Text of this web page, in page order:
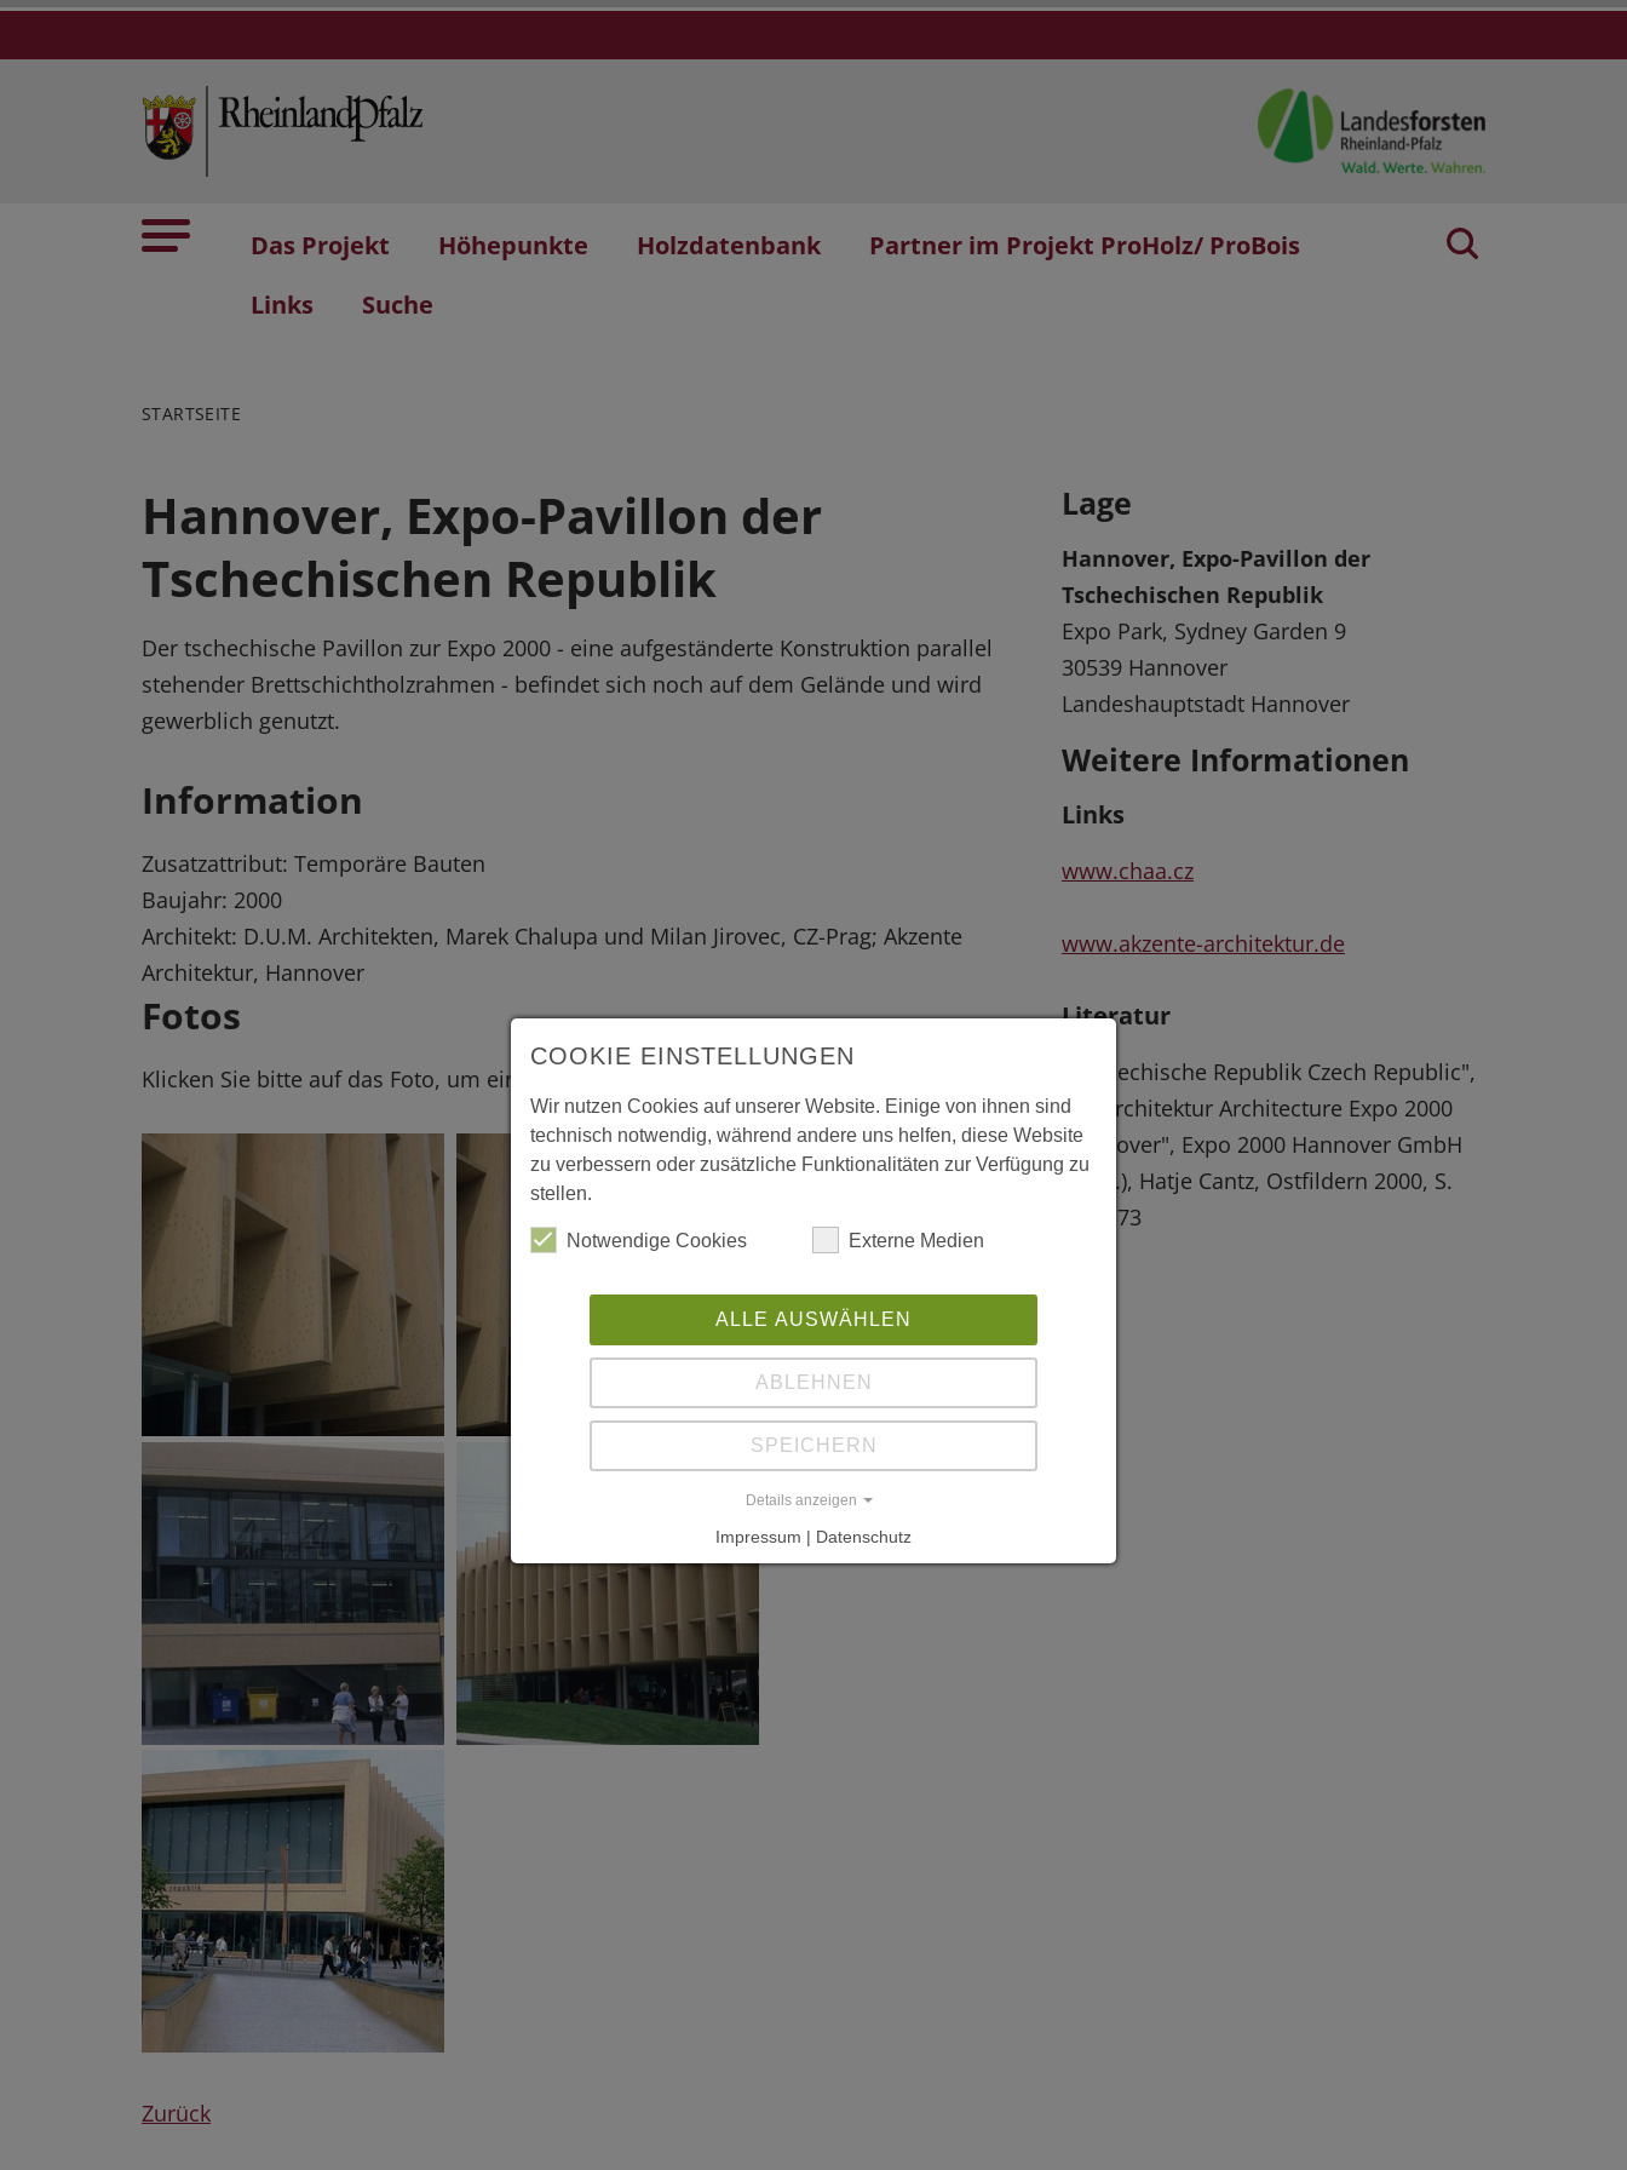
Das Projekt Höhepunkte Holzdatenbank
Partner im Projekt ProHolz/ ProBois
Links
Suche
STARTSEITE
Hannover, Expo-Pavillon der
Tschechischen Republik
Der tschechische Pavillon zur Expo 2000 - eine aufgeständerte Konstruktion parallel
stehender Brettschichtholzrahmen - befindet sich noch auf dem Gelände und wird
gewerblich genutzt.
Information
Zusatzattribut: Temporäre Bauten
Baujahr: 2000
Architekt: D.U.M. Architekten, Marek Chalupa und Milan Jirovec, CZ-Prag; Akzente
Architektur, Hannover
Fotos
Klicken Sie bitte auf das Foto, um eine vergrößerte Darstellung zu erhalten.
Zurück
Lage
Hannover, Expo-Pavillon der
Tschechischen Republik
Expo Park, Sydney Garden 9
30539 Hannover
Landeshauptstadt Hannover
Weitere Informationen
Links
www.chaa.cz
www.akzente-architektur.de
Literatur
"Tschechische Republik Czech Republic",
in: "Architektur Architecture Expo 2000
Hannover", Expo 2000 Hannover GmbH
(Hrsg.), Hatje Cantz, Ostfildern 2000, S.
172-173
COOKIE EINSTELLUNGEN
Wir nutzen Cookies auf unserer Website. Einige von ihnen sind
technisch notwendig, während andere uns helfen, diese Website
zu verbessern oder zusätzliche Funktionalitäten zur Verfügung zu
stellen.
Notwendige Cookies Externe Medien
ALLE AUSWÄHLEN
ABLEHNEN
SPEICHERN
Details anzeigen
Impressum | Datenschutz